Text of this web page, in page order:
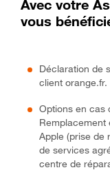
Avec votre
vous
Déclaration de
client orange.fr.
Options en cas
Remplacement
Apple (prise de
de services
centre de